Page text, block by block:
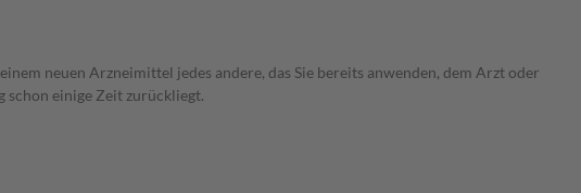
neuen Arzneimittel jedes andere, das Sie bereits anwenden, dem Arzt oder
schon einige Zeit zurückliegt.